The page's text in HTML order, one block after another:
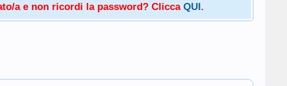
a e non ricordi la password? Clicca QUI.